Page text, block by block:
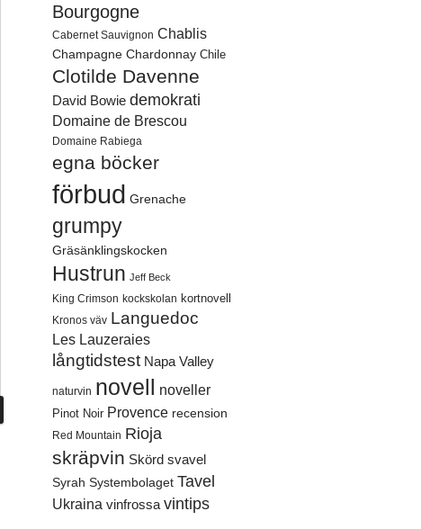
Bourgogne
Cabernet Sauvignon Chablis
Champagne Chardonnay Chile
Clotilde Davenne
David Bowie demokrati
Domaine de Brescou
Domaine Rabiega
egna böcker
förbud Grenache
grumpy
Gräsänklingskocken
Hustrun Jeff Beck
King Crimson kockskolan kortnovell
Kronos väv Languedoc
Les Lauzeraies
långtidstest Napa Valley
naturvin novell noveller
Pinot Noir Provence recension
Red Mountain Rioja
skräpvin Skörd svavel
Syrah Systembolaget Tavel
Ukraina vinfrossa vintips